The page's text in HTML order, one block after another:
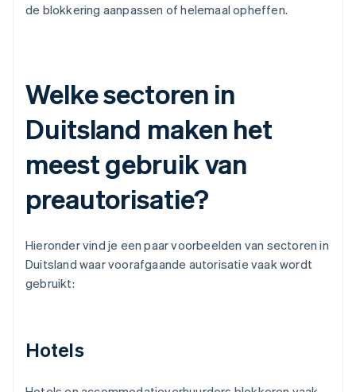
de blokkering aanpassen of helemaal opheffen.
Welke sectoren in
Duitsland maken het
meest gebruik van
preautorisatie?
Hieronder vind je een paar voorbeelden van sectoren in
Duitsland waar voorafgaande autorisatie vaak wordt
gebruikt:
Hotels